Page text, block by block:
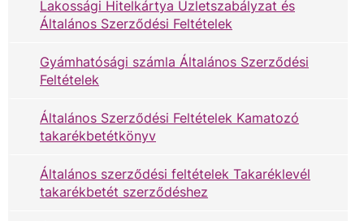
Lakossági Hitelkártya Üzletszabályzat és
Általános Szerződési Feltételek
Gyámhatósági számla Általános Szerződési
Feltételek
Általános Szerződési Feltételek Kamatozó
takarékbetétkönyv
Általános szerződési feltételek Takaréklevél
takarékbetét szerződéshez